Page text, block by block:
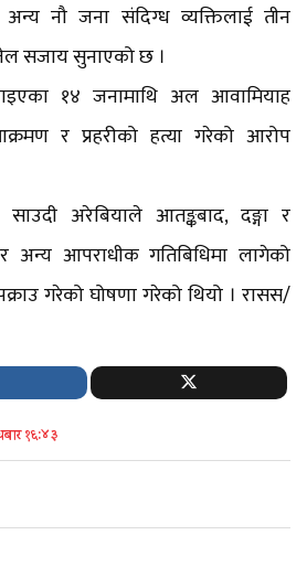
नौ जना संदिग्ध व्यक्तिलाई तीन
सजाय सुनाएको छ ।
१४ जनामाथि अल आवामियाह
र प्रहरीको हत्या गरेको आरोप
अरेबियाले आतङ्कबाद, दङ्गा र
अन्य आपराधीक गतिबिधिमा लागेको
गरेको घोषणा गरेको थियो । रासस/
१६:४३